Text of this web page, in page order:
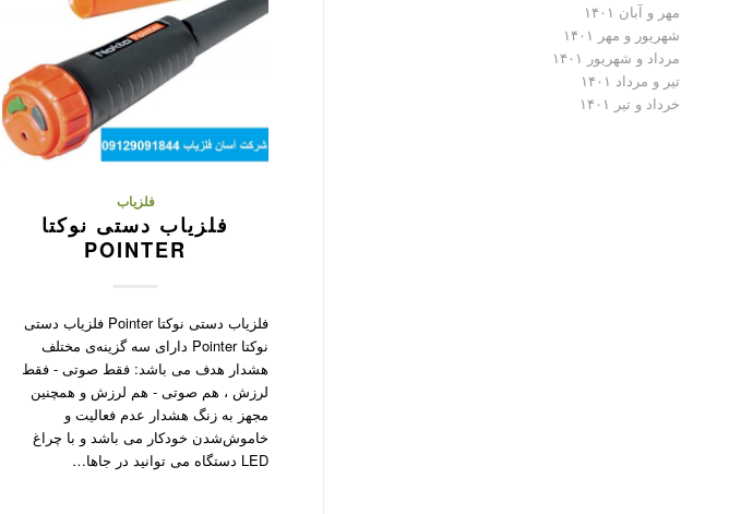
فلزیاب
فلزیاب دستی نوکتا
POINTER
فلزیاب دستی نوکتا Pointer فلزیاب دستی
نوکتا Pointer دارای سه گزینه‌ی مختلف
هشدار هدف می باشد: فقط صوتی - فقط
لرزش ، هم صوتی - هم لرزش و همچنین
مجهز به زنگ هشدار عدم فعالیت و
خاموش‌شدن خودکار می باشد و با چراغ
LED دستگاه می توانید در جاها…
مهر و آبان ۱۴۰۱
شهریور و مهر ۱۴۰۱
مرداد و شهریور ۱۴۰۱
تیر و مرداد ۱۴۰۱
خرداد و تیر ۱۴۰۱